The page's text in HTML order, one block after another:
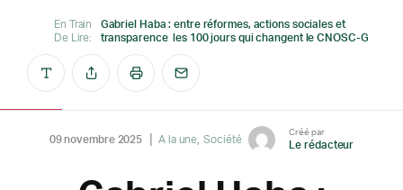
En Train
De Lire:
Gabriel Haba : entre réformes, actions sociales et
transparence les 100 jours qui changent le CNOSC-G
09 novembre 2025 A la une Société
Créé par
Le rédacteur